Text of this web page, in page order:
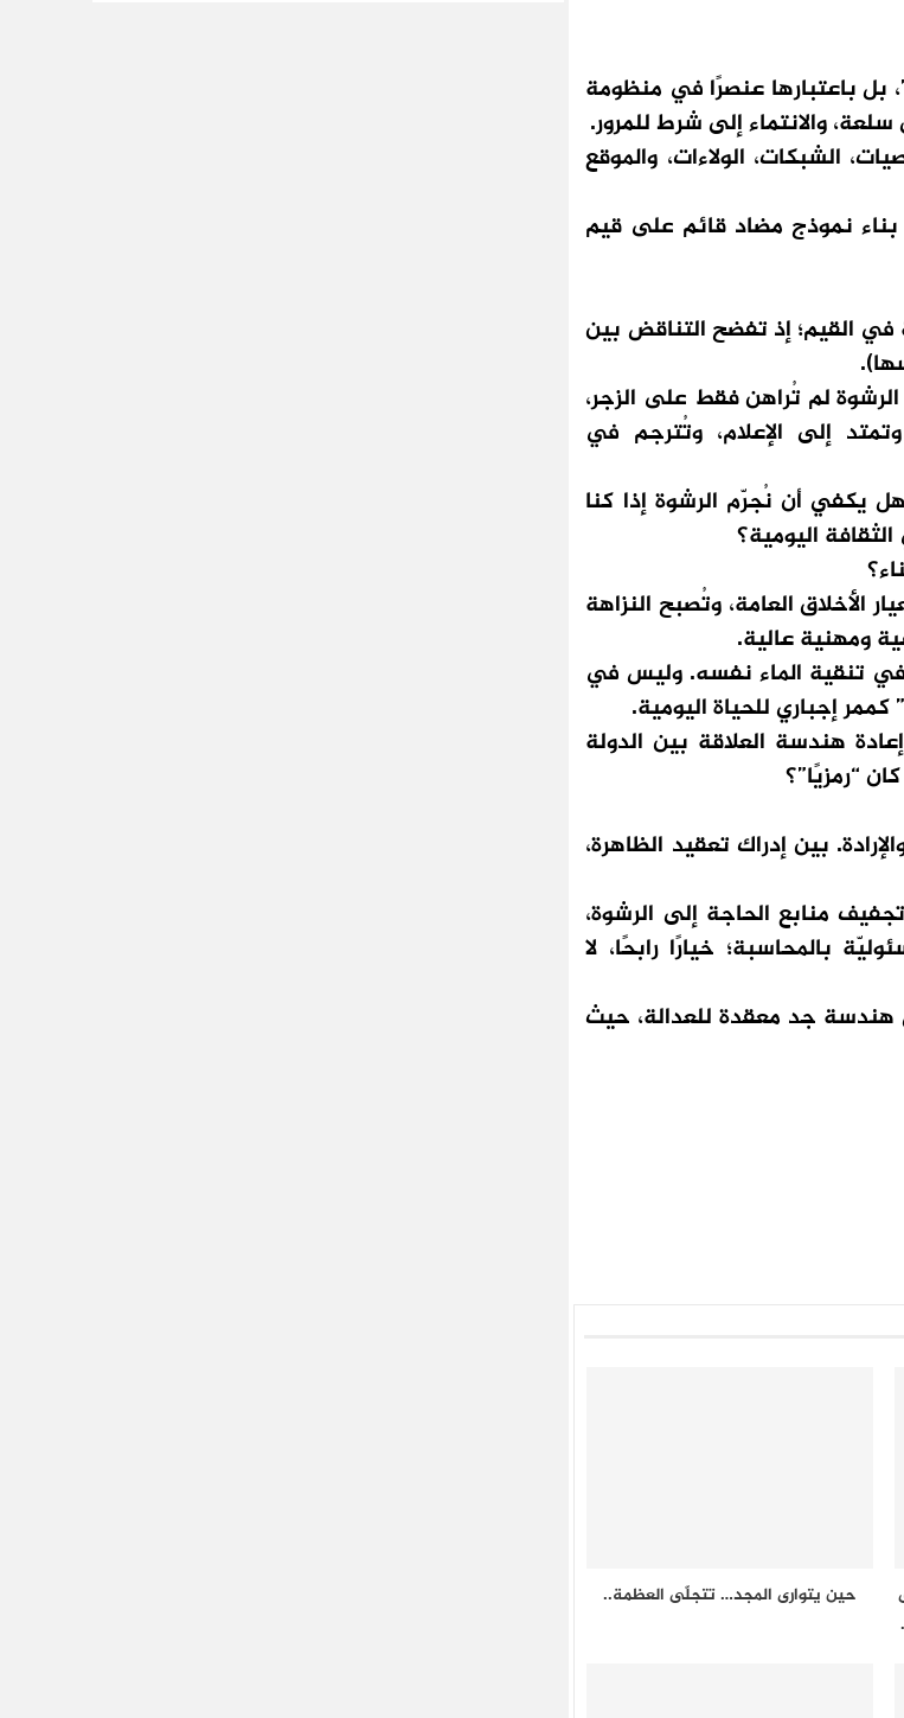
بل باعتبارها عنصرًا في منظومة
والانتماء إلى شرط للمرور.
الشبكات، الولاءات، والموقع
نموذج مضاد قائم على قيم
القيم؛ إذ تفضح التناقض بين
لم تُراهن فقط على الزجر،
إلى الإعلام، وتُترجم في
أن نُجرّم الرشوة إذا كنا
اليومية؟
العامة، وتُصبح النزاهة
ومهنية عالية.
تنقية الماء نفسه. وليس في
إجباري للحياة اليومية.
هندسة العلاقة بين الدولة
“رمزيًا”؟
بين إدراك تعقيد الظاهرة،
منابع الحاجة إلى الرشوة،
بالمحاسبة؛ خيارًا رابحًا، لا
جد معقدة للعدالة، حيث
حين يتوارى المجد… تتجلّى العظمة..